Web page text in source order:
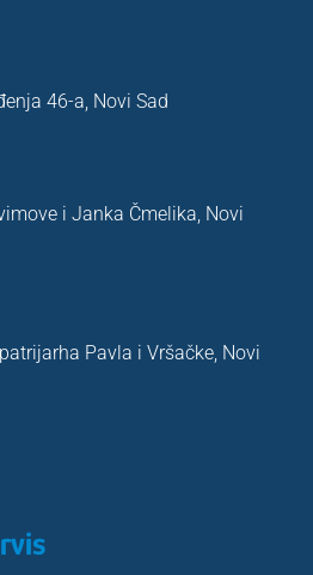
46-a, Novi Sad
i Janka Čmelika, Novi
Pavla i Vršačke, Novi